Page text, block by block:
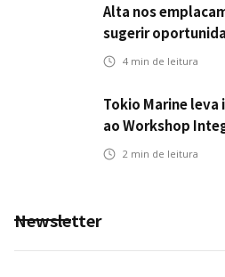
Alta nos
sugerir
automotivo
4 min de leitura
Tokio Marine
ao Workshop
2 min de leitura
Newsletter